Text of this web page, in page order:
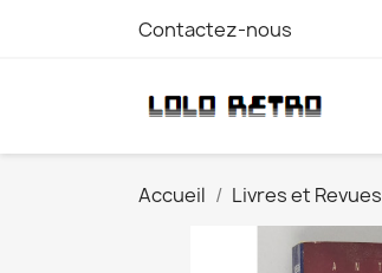
Contactez-nous
Accueil Livres et Revues